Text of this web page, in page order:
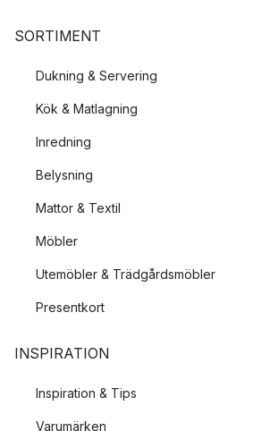
SORTIMENT
Dukning & Servering
Kök & Matlagning
Inredning
Belysning
Mattor & Textil
Möbler
Utemöbler & Trädgårdsmöbler
Presentkort
INSPIRATION
Inspiration & Tips
Varumärken